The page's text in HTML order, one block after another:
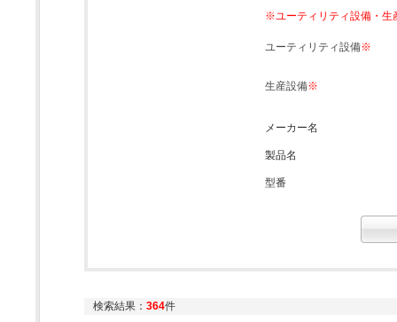
※ユーティリティ設備・生
ユーティリティ設備※
生産設備※
メーカー名
製品名
型番
検索結果： 364件